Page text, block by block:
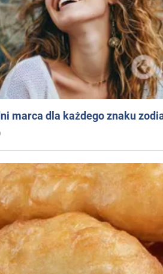
marca dla każdego znaku